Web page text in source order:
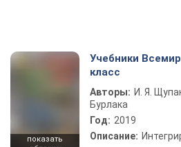
показать
Учебники
класс
Авторы: И. Я.
Бурлака
Год: 2019
Описание: